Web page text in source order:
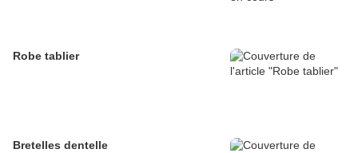
Robe tablier
Bretelles dentelle